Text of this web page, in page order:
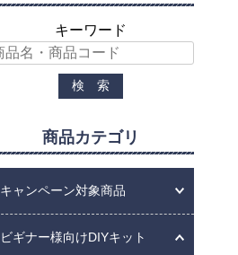
キーワード
商品カテゴリ
キャンペーン対象商品
ビギナー様向けDIYキット